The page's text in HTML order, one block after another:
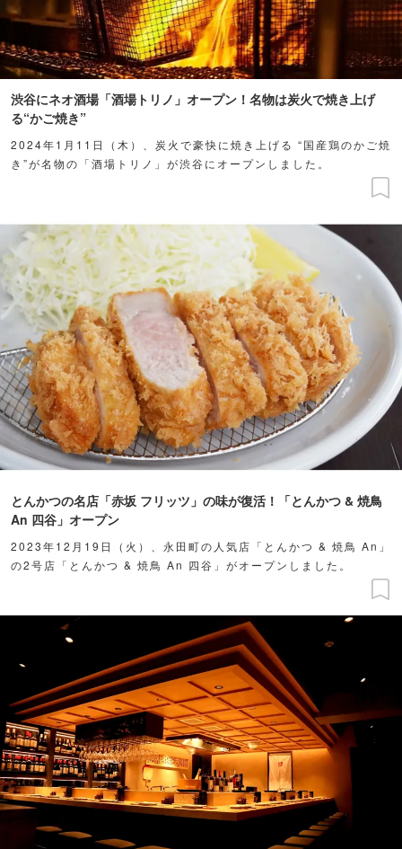
渋谷にネオ酒場「酒場トリノ」オープン！名物は炭火で焼き上げ
る“かご焼き”
2024年1月11日（木）、炭火で豪快に焼き上げる “国産鶏のかご焼
き”が名物の「酒場トリノ」が渋谷にオープンしました。
とんかつの名店「赤坂 フリッツ」の味が復活！「とんかつ & 焼鳥
An 四谷」オープン
2023年12月19日（火）、永田町の人気店「とんかつ & 焼鳥 An」
の2号店「とんかつ & 焼鳥 An 四谷」がオープンしました。